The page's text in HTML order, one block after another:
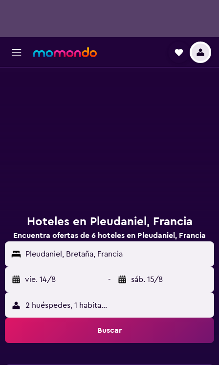
Hoteles en Pleudaniel, Francia
Encuentra ofertas de 6 hoteles en Pleudaniel, Francia
Pleudaniel, Bretaña, Francia
vie. 14/8 - sáb. 15/8
2 huéspedes, 1 habitación
Buscar